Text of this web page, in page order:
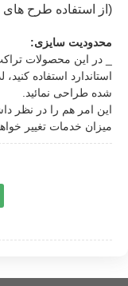
(از استفاده طرح های
محدودیت سایزی:
_ در این محصولات
استاندارد استفاده
شده طراحی نمائید.
این امر هم را در نظر
میزان خدمات تغییر